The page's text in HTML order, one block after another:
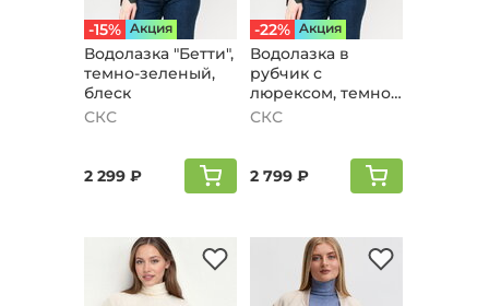
-15% Aкция
Водолазка "Бетти",
темно-зеленый,
блеск
СКС
2 299 ₽
-22% Aкция
Водолазка в
рубчик с
люрексом, темно-
зеленый, блеск
СКС
2 799 ₽